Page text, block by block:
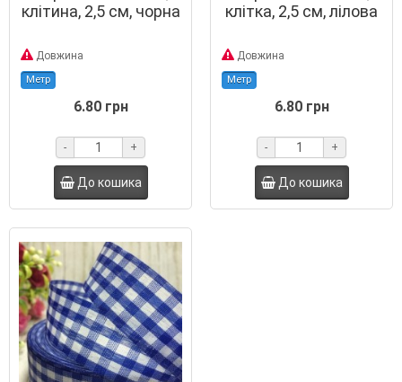
клітина, 2,5 см, чорна
Довжина
Метр
6.80 грн
- +
До кошика
клітка, 2,5 см, лілова
Довжина
Метр
6.80 грн
- +
До кошика